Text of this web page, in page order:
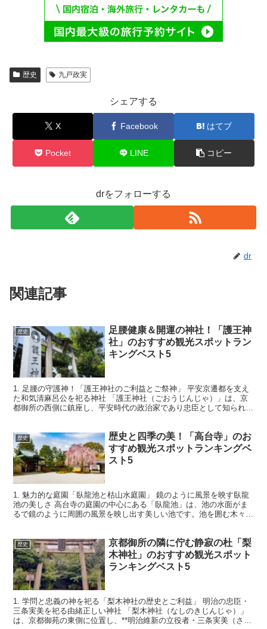
歴史 九戸政実
シェアする
X Facebook はてブ
Pocket LINE コピー
drをフォローする
dr
関連記事
歴史
足腰健康＆開運の神社！「護王神
社」のおすすめ観光スポットラン
キングベスト5
1. 足腰の守護神！「護王神社のご利益とご祭神」 平安京遷都を支え
た和気清麻呂公を祀る神社 「護王神社（ごおうじんじゃ）」は、京
都御所の西側に鎮座し、平安時代の政治家であり忠臣として知られる
歴史
歴史と四季の美！「高台寺」のお
すすめ観光スポットランキングベ
スト5
1. 魅力的な庭園「臥龍池と枯山水庭園」 鏡のように風景を映す臥龍
池の美しさ 高台寺の庭園の中心にある「臥龍池」は、池の水面がま
るで鏡のように周囲の風景を映し出す美しい池です。池を囲む木々や
歴史
京都御所の隣に佇む静寂の杜「梨
木神社」のおすすめ観光スポット
ランキングベスト5
1. 学問と忠義の神を祀る「梨木神社の歴史とご利益」 明治の忠臣・
三条実美を祀る由緒正しい神社 「梨木神社（なしのきじんじゃ）」
は、京都御苑の東側に位置し、**明治維新の立役者・三条実美（さん